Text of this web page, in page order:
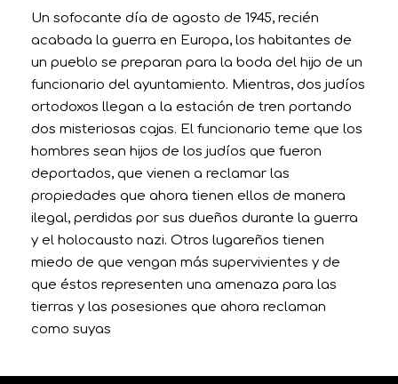
Un sofocante día de agosto de 1945, recién
acabada la guerra en Europa, los habitantes de
un pueblo se preparan para la boda del hijo de un
funcionario del ayuntamiento. Mientras, dos judíos
ortodoxos llegan a la estación de tren portando
dos misteriosas cajas. El funcionario teme que los
hombres sean hijos de los judíos que fueron
deportados, que vienen a reclamar las
propiedades que ahora tienen ellos de manera
ilegal, perdidas por sus dueños durante la guerra
y el holocausto nazi. Otros lugareños tienen
miedo de que vengan más supervivientes y de
que éstos representen una amenaza para las
tierras y las posesiones que ahora reclaman
como suyas